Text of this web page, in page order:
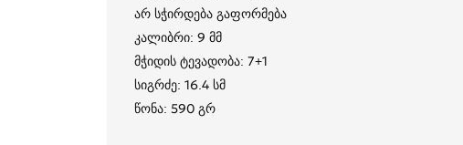
არ სჭირდება გაფორმება
კალიბრი: 9 მმ
მჭიდის ტევადობა: 7+1
სიგრძე: 16.4 სმ
წონა: 590 გრ